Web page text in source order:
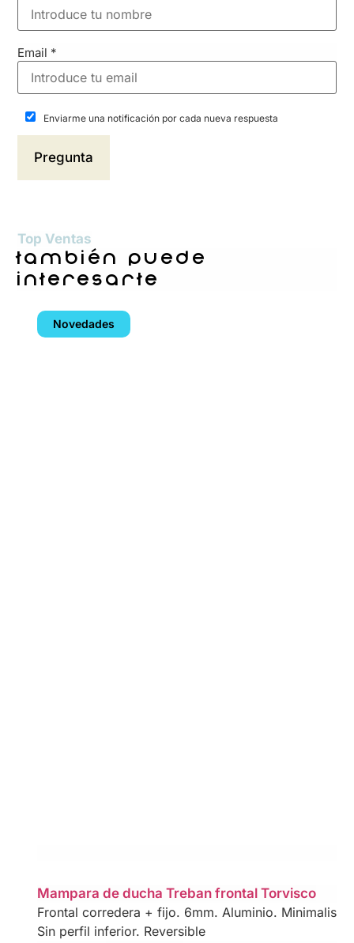
Email *
Enviarme una notificación por cada nueva respuesta
Top Ventas
también puede
interesarte
Novedades
Mampara de ducha Treban frontal Torvisco
Frontal corredera + fijo. 6mm. Aluminio.
Sin perfil inferior. Reversible